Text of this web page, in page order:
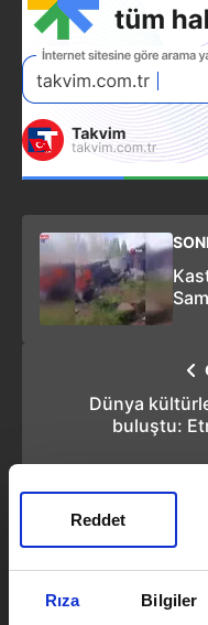
Rıza Bilgiler
Reddet
Dünya
buluştu: